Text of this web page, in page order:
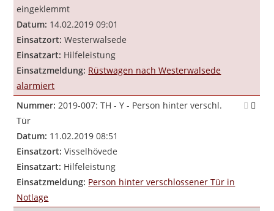
eingeklemmt
Datum: 14.02.2019 09:01
Einsatzort: Westerwalsede
Einsatzart: Hilfeleistung
Einsatzmeldung: Rüstwagen nach Westerwalsede
alarmiert
Nummer: 2019-007: TH - Y - Person hinter verschl.
Tür
Datum: 11.02.2019 08:51
Einsatzort: Visselhövede
Einsatzart: Hilfeleistung
Einsatzmeldung: Person hinter verschlossener Tür in
Notlage